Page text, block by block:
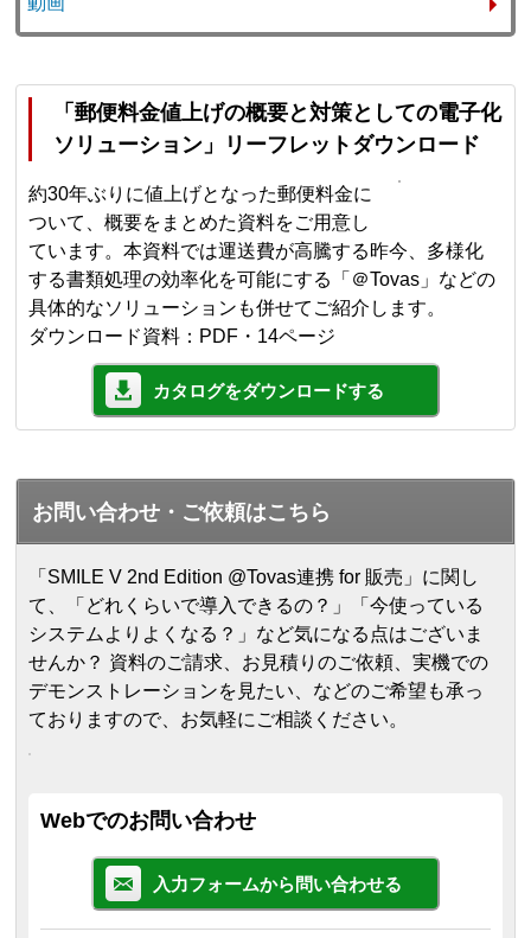
「郵便料金値上げの概要と対策としての電子化
ソリューション」リーフレットダウンロード
約30年ぶりに値上げとなった郵便料金に
ついて、概要をまとめた資料をご用意し
ています。本資料では運送費が高騰する昨今、多様化
する書類処理の効率化を可能にする「＠Tovas」などの
具体的なソリューションも併せてご紹介します。
ダウンロード資料：PDF・14ページ
カタログをダウンロードする
お問い合わせ・ご依頼はこちら
「SMILE V 2nd Edition @Tovas連携 for 販売」に関し
て、「どれくらいで導入できるの？」「今使っている
システムよりよくなる？」など気になる点はございま
せんか？ 資料のご請求、お見積りのご依頼、実機での
デモンストレーションを見たい、などのご希望も承っ
ておりますので、お気軽にご相談ください。
Webでのお問い合わせ
入力フォームから問い合わせる